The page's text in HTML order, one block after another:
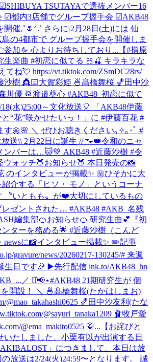
☑︎SHIBUYA TSUTAYAで選抜メンバー16
☑︎都内3店舗でグループ握手会 ☑︎AKB48
催₊˚🌷ᐟ.˚ さらに❕2月28日(土)には 仙
の4都市で グループ握手会を開催しま
参加を 心よりお待ちしており... 【#指原
生楽曲 #初恋に似てる 🎀🍒 キラキラな
ね💘 https://vt.tiktok.com/ZSmDC28rs/
沙樹 👸🏻大賀彩姫 🍜髙橋舞桜 🏀田中沙
川優 🥁渡邉葵心 #AKB48_初恋に似て
18(水)25:00～文化放送🎈 「AKB48伊藤
“花”咲かせたいっ！」に #伊藤百花 #
す🌼🌸 ＼ ぜひお聴きください｡✧｡･ﾟ #
送\\ 2月22日に誕生 // 🐾👑令和のニャ
ンバーは…🐱💚 AKB48 #近藤沙樹 #令
ウォッチ🍑お知らせ🍑 本日発売の📸
のインタビューが掲載✨ ㊙️ひそかに大
介する「ヒソ・ モノ」というコーナ
〝いともも〟が❤️大切にしているもの
レゼントされた… #AKB48 #AKB_名残
編集部🍊お知らせ🍊 研究生曲💕『初
ターを務める🌟 #近藤沙樹（こんど
newsに📸インタビュー掲載✨ ✏️記事
gravure/news/20260217-130245/# 来週
生日です🎉 ▶️先行配信 lnk.to/AKB48_hn
／ ⋆͛📢⋆#AKB48 21期研究生が 個
開設！ ＼ 🍜髙橋舞桜(たかはしまお)
@mao_takahashi0625 🏀田中沙友利(たな
@sayuri_tanaka1209 🩰牧戸愛
@ema_makito0525 🥋... 【お詫びと
いたしました、小栗有以が出演する日
」につきまして、本日は放
放送は2/24(火)24:59〜となります。 誠